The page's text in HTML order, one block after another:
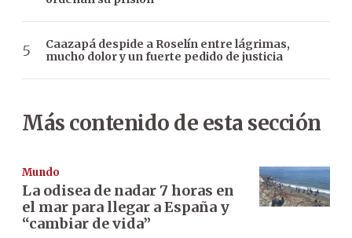
Caazapá despide a Roselín entre lágrimas,
mucho dolor y un fuerte pedido de justicia
Más contenido de esta sección
Mundo
La odisea de nadar 7 horas en
el mar para llegar a España y
“cambiar de vida”